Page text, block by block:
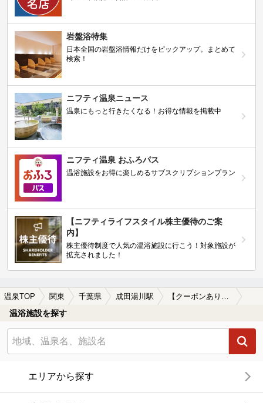
岩盤浴特集
日本全国の岩盤浴情報だけをピックアップ。まとめて
検索！
ニフティ温泉ニュース
温泉にもっと行きたくなる！お得な情報を掲載中
ニフティ温泉 おふろパス
温浴施設をお得に楽しめるサブスクリプションプラン
【ニフティライフスタイル株主優待のご案
内】
株主優待制度で人気の温浴施設に行こう！対象施設が
拡充されました！
温泉TOP 関東 千葉県 成田湯川駅 【クーポンあり】一人旅におすすめの成田湯川駅近くの温泉、日帰り温泉、スーパー銭湯おすすめ
温浴施設を探す
エリアから探す